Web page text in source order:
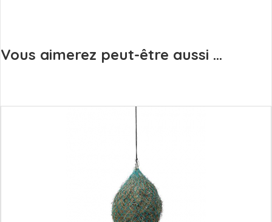
Vous aimerez peut-être aussi ...